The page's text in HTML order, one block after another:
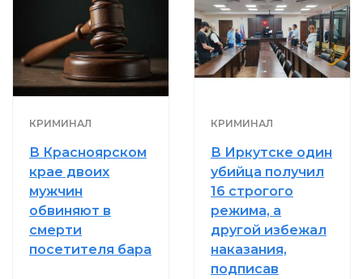
КРИМИНАЛ
В Красноярском
крае двоих
мужчин
обвиняют в
смерти
посетителя бара
КРИМИНАЛ
В Иркутске один
убийца получил
16 строгого
режима, а
другой избежал
наказания,
подписав